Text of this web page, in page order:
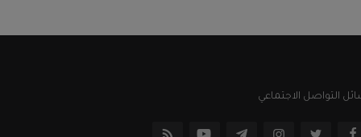
التواصل الاجتماعي